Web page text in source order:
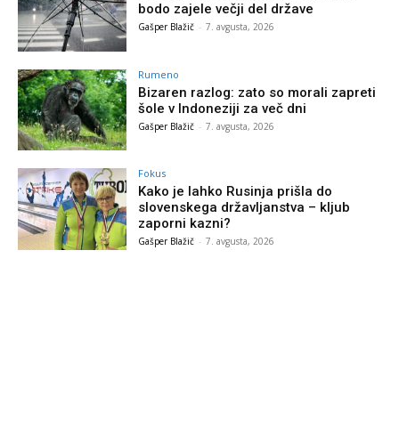
bodo zajele večji del države
Gašper Blažič - 7. avgusta, 2026
Rumeno
Bizaren razlog: zato so morali zapreti
šole v Indoneziji za več dni
Gašper Blažič - 7. avgusta, 2026
Fokus
Kako je lahko Rusinja prišla do
slovenskega državljanstva – kljub
zaporni kazni?
Gašper Blažič - 7. avgusta, 2026